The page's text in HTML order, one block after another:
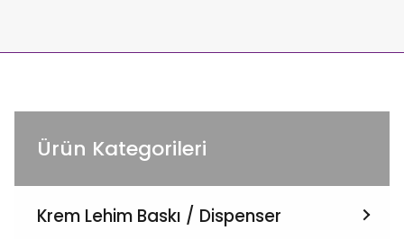
Ürün Kategorileri
Krem Lehim Baskı / Dispenser